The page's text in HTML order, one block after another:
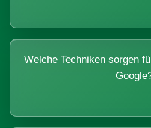
Welche Techniken sorgen